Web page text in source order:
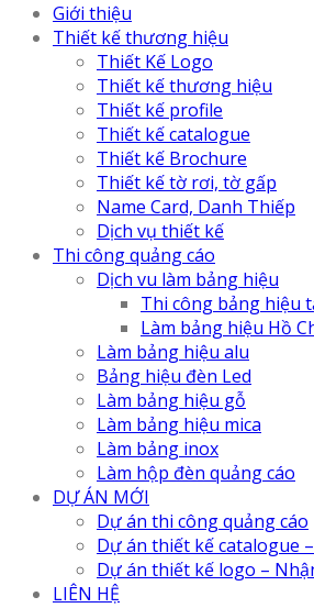
Giới thiệu
Thiết kế thương hiệu
Thiết Kế Logo
Thiết kế thương hiệu
Thiết kế profile
Thiết kế catalogue
Thiết kế Brochure
Thiết kế tờ rơi, tờ gấp
Name Card, Danh Thiếp
Dịch vụ thiết kế
Thi công quảng cáo
Dịch vu làm bảng hiệu
Thi công bảng hiệu
Làm bảng hiệu Hồ
Làm bảng hiệu alu
Bảng hiệu đèn Led
Làm bảng hiệu gỗ
Làm bảng hiệu mica
Làm bảng inox
Làm hộp đèn quảng cáo
DỰ ÁN MỚI
Dự án thi công quảng cáo
Dự án thiết kế catalogue
Dự án thiết kế logo –
LIÊN HỆ